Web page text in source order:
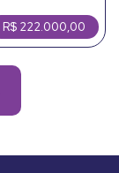
R$ 222.000,00